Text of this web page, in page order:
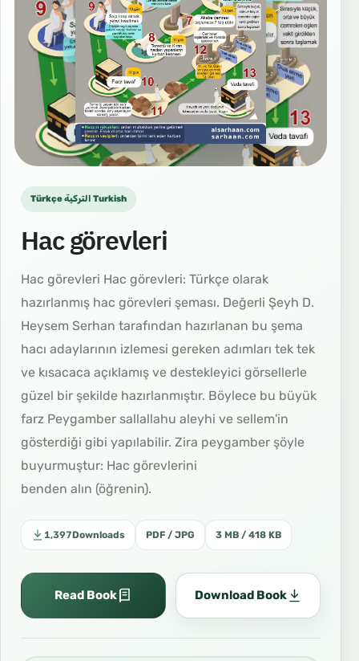
Türkçe التركية Turkish
Hac görevleri
Hac görevleri Hac görevleri: Türkçe olarak
hazırlanmış hac görevleri şeması. Değerli Şeyh D.
Heysem Serhan tarafından hazırlanan bu şema
hacı adaylarının izlemesi gereken adımları tek tek
ve kısacaca açıklamış ve destekleyici görsellerle
güzel bir şekilde hazırlanmıştır. Böylece bu büyük
farz Peygamber sallallahu aleyhi ve sellem'in
gösterdiği gibi yapılabilir. Zira peygamber şöyle
buyurmuştur: Hac görevlerini
benden alın (öğrenin).
1,397Downloads PDF / JPG 3 MB / 418 KB
Read Book Download Book